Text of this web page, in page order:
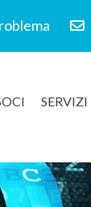
SERVIZI